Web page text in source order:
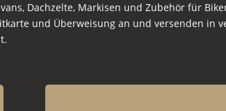
Dachzelte, Markisen und Zubehör für
und Überweisung an und versenden in